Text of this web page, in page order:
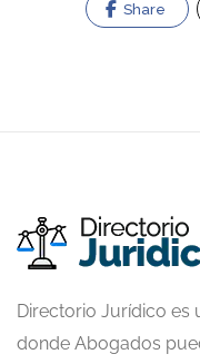
Share
Directorio Jurídico es
donde Abogados